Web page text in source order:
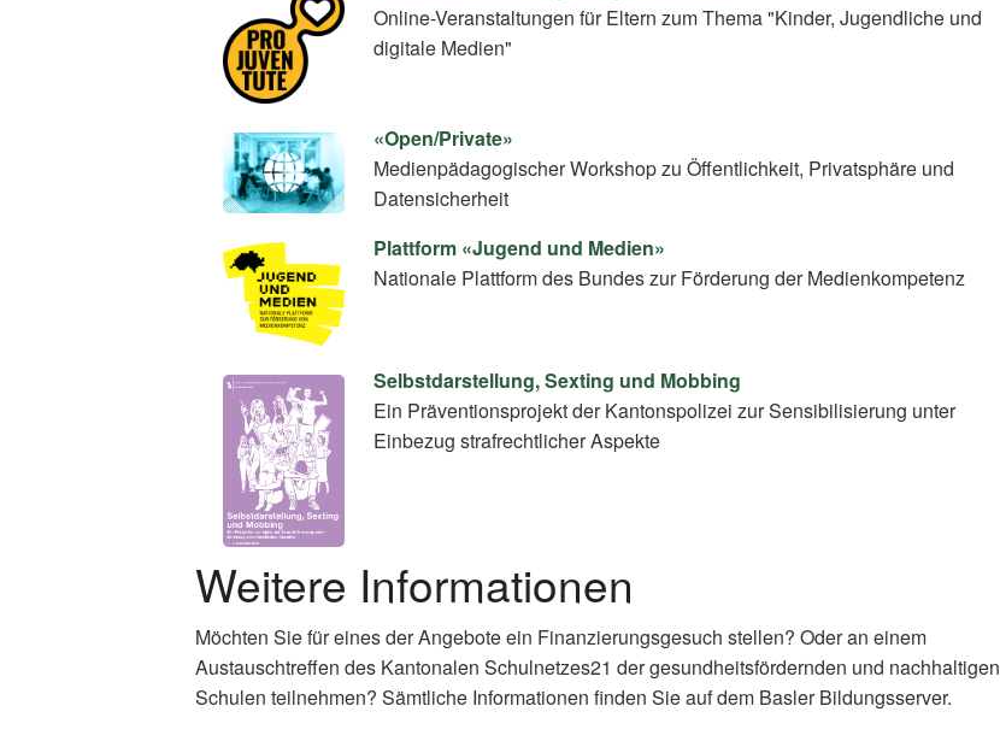
Online-Veranstaltungen für Eltern zum Thema "Kinder, Jugendliche und
digitale Medien"
«Open/Private»
Medienpädagogischer Workshop zu Öffentlichkeit, Privatsphäre und
Datensicherheit
Plattform «Jugend und Medien»
Nationale Plattform des Bundes zur Förderung der Medienkompetenz
Selbstdarstellung, Sexting und Mobbing
Ein Präventionsprojekt der Kantonspolizei zur Sensibilisierung unter
Einbezug strafrechtlicher Aspekte
Weitere Informationen
Möchten Sie für eines der Angebote ein Finanzierungsgesuch stellen? Oder an einem
Austauschtreffen des Kantonalen Schulnetzes21 der gesundheitsfördernden und nachhaltigen
Schulen teilnehmen? Sämtliche Informationen finden Sie auf dem Basler Bildungsserver.